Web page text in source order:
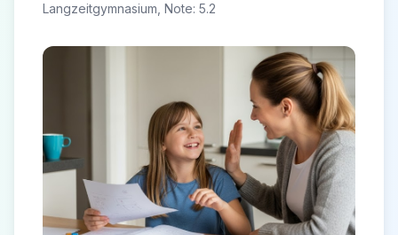
Langzeitgymnasium, Note: 5.2